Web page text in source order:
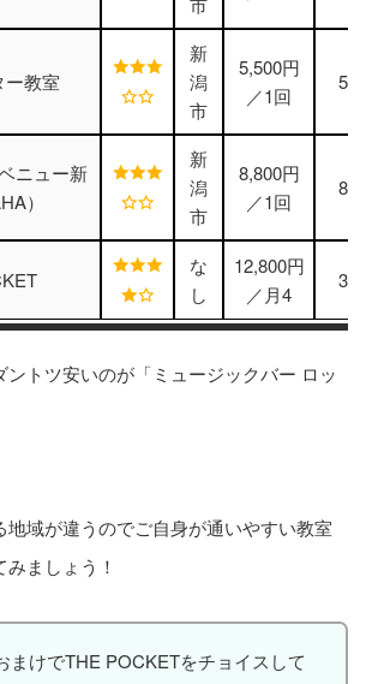
ー教室
新
潟
市
5,500円
／1回
ニュー新
）
新
潟
市
8,800円
／1回
な
し
12,800円
／月4
トツ安いのが「ミュージックバー ロッ
地域が違うのでご自身が通いやすい教室
ましょう！
まけでTHE POCKETをチョイスして